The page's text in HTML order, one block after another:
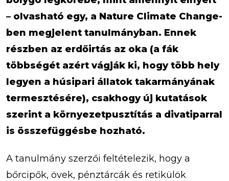
– olvasható egy, a Nature Climate Change-
ben megjelent tanulmányban. Ennek
részben az erdőirtás az oka (a fák
többségét azért vágják ki, hogy több hely
legyen a húsipari állatok takarmányának
termesztésére), csakhogy új kutatások
szerint a környezetpusztítás a divatiparral
is összefüggésbe hozható.
A tanulmány szerzői feltételezik, hogy a
bőrcipők, övek, pénztárcák és retikülök